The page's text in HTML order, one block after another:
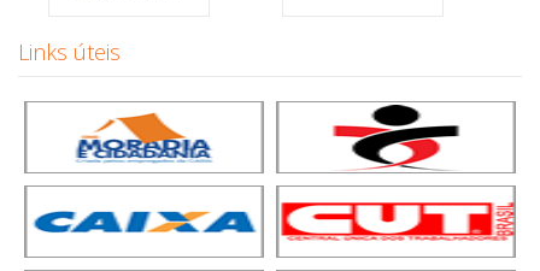
Links úteis